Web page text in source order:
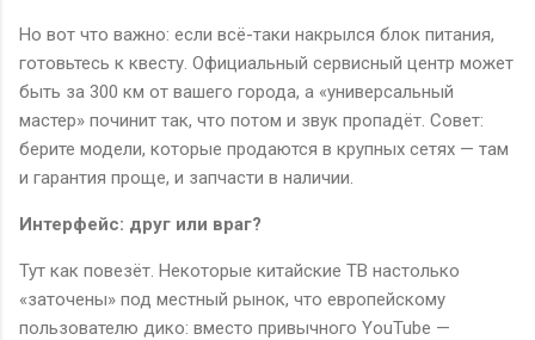
Но вот что важно: если всё-таки накрылся блок питания,
готовьтесь к квесту. Официальный сервисный центр может
быть за 300 км от вашего города, а «универсальный
мастер» починит так, что потом и звук пропадёт. Совет:
берите модели, которые продаются в крупных сетях — там
и гарантия проще, и запчасти в наличии.
Интерфейс: друг или враг?
Тут как повезёт. Некоторые китайские ТВ настолько
«заточены» под местный рынок, что европейскому
пользователю дико: вместо привычного YouTube —